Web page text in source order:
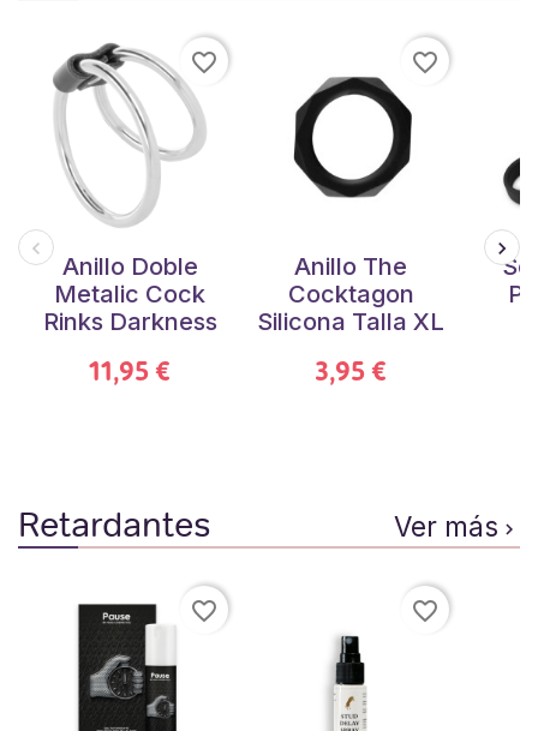
Anillo Doble
Metalic Cock
Rinks Darkness
11,95 €
favorite_border
Anillo The
Cocktagon
Silicona Talla XL
3,95 €
favorite_border
Retardantes Ver más 
favorite_border favorite_border